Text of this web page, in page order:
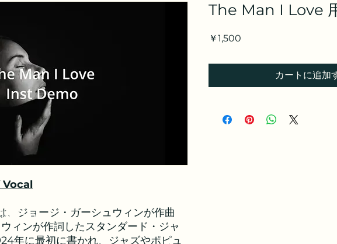
、ジョージ・ガーシュウィンが作曲
ィンが作詞したスタンダード・ジャ
年に最初に書かれ、ジャズやポピュ
The Man I Love
￥1,500
カートに追加
Vocal